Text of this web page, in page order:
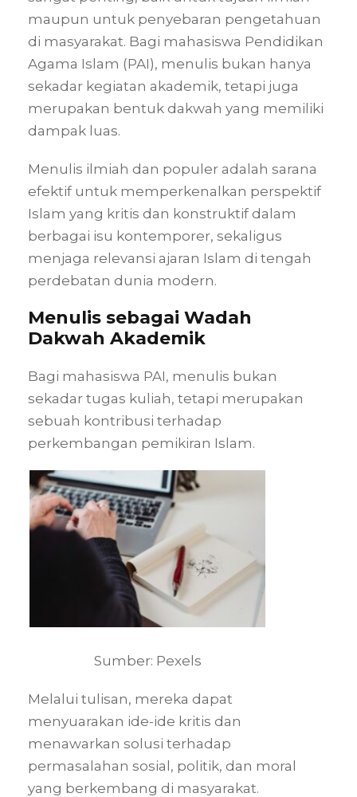
maupun untuk penyebaran pengetahuan
di masyarakat. Bagi mahasiswa Pendidikan
Agama Islam (PAI), menulis bukan hanya
sekadar kegiatan akademik, tetapi juga
merupakan bentuk dakwah yang memiliki
dampak luas.
Menulis ilmiah dan populer adalah sarana
efektif untuk memperkenalkan perspektif
Islam yang kritis dan konstruktif dalam
berbagai isu kontemporer, sekaligus
menjaga relevansi ajaran Islam di tengah
perdebatan dunia modern.
Menulis sebagai Wadah
Dakwah Akademik
Bagi mahasiswa PAI, menulis bukan
sekadar tugas kuliah, tetapi merupakan
sebuah kontribusi terhadap
perkembangan pemikiran Islam.
Sumber: Pexels
Melalui tulisan, mereka dapat
menyuarakan ide-ide kritis dan
menawarkan solusi terhadap
permasalahan sosial, politik, dan moral
yang berkembang di masyarakat.